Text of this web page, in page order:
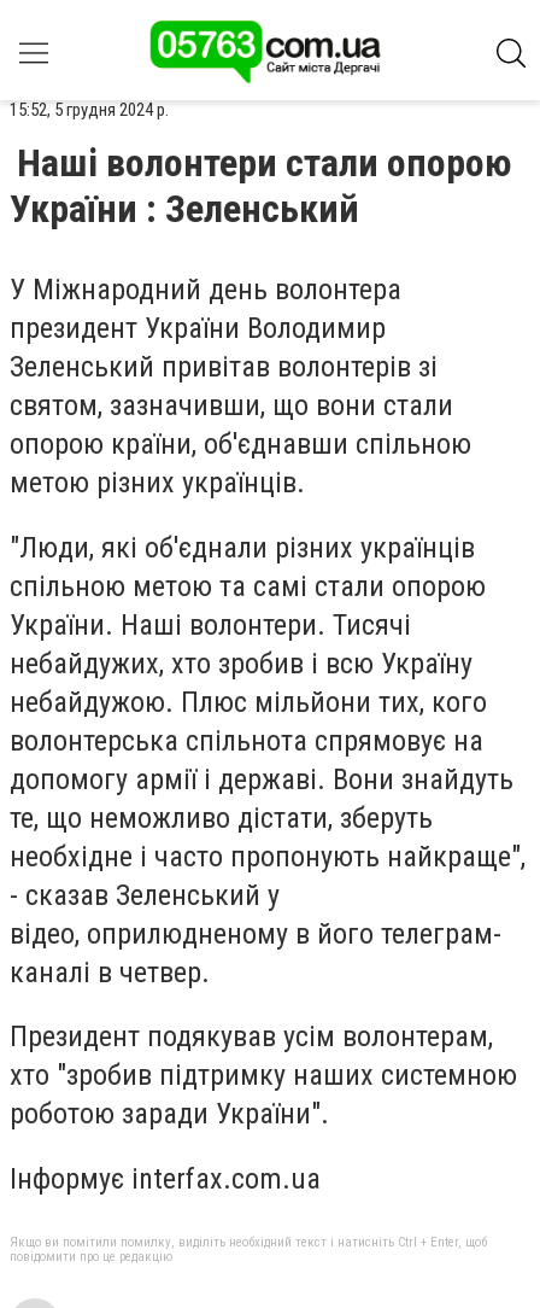
15:52, 5 грудня 2024 р.
Наші волонтери стали опорою
України : Зеленський
У Міжнародний день волонтера
президент України Володимир
Зеленський привітав волонтерів зі
святом, зазначивши, що вони стали
опорою країни, об'єднавши спільною
метою різних українців.
"Люди, які об'єднали різних українців
спільною метою та самі стали опорою
України. Наші волонтери. Тисячі
небайдужих, хто зробив і всю Україну
небайдужою. Плюс мільйони тих, кого
волонтерська спільнота спрямовує на
допомогу армії і державі. Вони знайдуть
те, що неможливо дістати, зберуть
необхідне і часто пропонують найкраще",
- сказав Зеленський у
відео, оприлюдненому в його телеграм-
каналі в четвер.
Президент подякував усім волонтерам,
хто "зробив підтримку наших системною
роботою заради України".
Інформує interfax.com.ua
Якщо ви помітили помилку, виділіть необхідний текст і натисніть Ctrl + Enter, щоб
повідомити про це редакцію